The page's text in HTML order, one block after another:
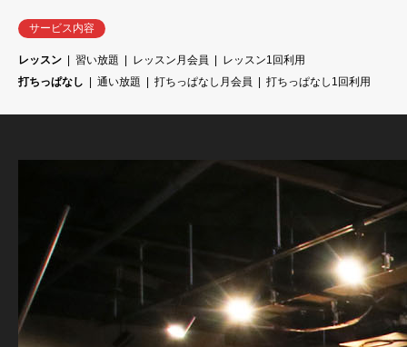
サービス内容
レッスン 習い放題 レッスン月会員
レッスン1回利用
打ちっぱなし
通い放題 打ちっぱなし月会員 打ちっぱなし1回利用